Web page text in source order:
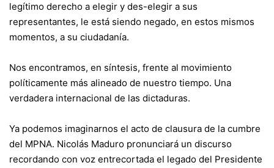
legítimo derecho a elegir y des-elegir a sus
representantes, le está siendo negado, en estos mismos
momentos, a su ciudadanía.
Nos encontramos, en síntesis, frente al movimiento
políticamente más alineado de nuestro tiempo. Una
verdadera internacional de las dictaduras.
Ya podemos imaginarnos el acto de clausura de la cumbre
del MPNA. Nicolás Maduro pronunciará un discurso
recordando con voz entrecortada el legado del Presidente